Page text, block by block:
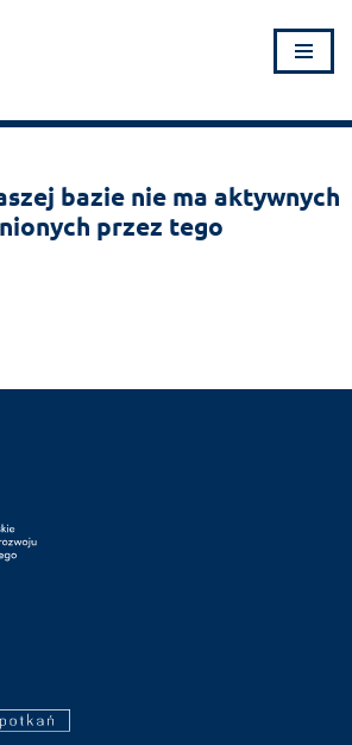
bazie nie ma aktywnych
przez tego